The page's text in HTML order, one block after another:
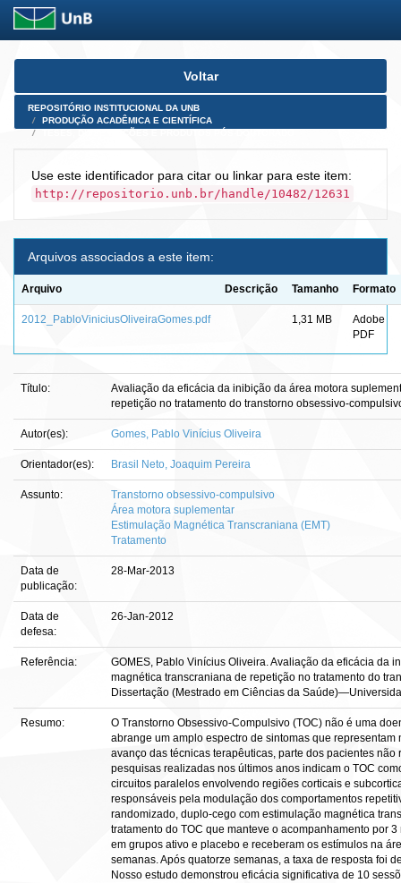
Skip
Voltar
REPOSITÓRIO INSTITUCIONAL DA UNB
PRODUÇÃO ACADÊMICA E CIENTÍFICA
Use este identificador para citar ou linkar para este item:
http://repositorio.unb.br/handle/10482/12631
Arquivos associados a este item:
Arquivo Descrição Tamanho Formato
2012_PabloViniciusOliveiraGomes.pdf 1,31 MB
Adobe
PDF
Título:
Avaliação da eficácia da inibição da área motora
repetição no tratamento do transtorno obsessivo-
Autor(es): Gomes, Pablo Vinícius Oliveira
Orientador(es): Brasil Neto, Joaquim Pereira
Assunto:
Transtorno obsessivo-compulsivo
Área motora suplementar
Estimulação Magnética Transcraniana (EMT)
Tratamento
Data de
publicação:
28-Mar-2013
Data de
defesa:
26-Jan-2012
Referência:
GOMES, Pablo Vinícius Oliveira. Avaliação da eficácia da
magnética transcraniana de repetição no tratamento do
Dissertação (Mestrado em Ciências da
Resumo:
O Transtorno Obsessivo-Compulsivo (TOC) não é uma
abrange um amplo espectro de sintomas que
avanço das técnicas terapêuticas, parte dos pacientes
pesquisas realizadas nos últimos anos indicam o TOC
circuitos paralelos envolvendo regiões corticais e
responsáveis pela modulação dos comportamentos
randomizado, duplo-cego com estimulação magnética
tratamento do TOC que manteve o acompanhamento por
em grupos ativo e placebo e receberam os estímulos na
semanas. Após quatorze semanas, a taxa de resposta foi
Nosso estudo demonstrou eficácia significativa de 10